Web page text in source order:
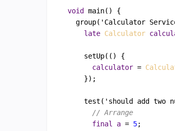
void main() {
group(' Calculator
late Calculator
setUp(() {
calculator =
    });
test (' should add two
// Arrange
final
a = 5;